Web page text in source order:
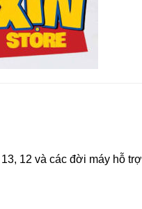
12 và các đời máy hỗ trợ